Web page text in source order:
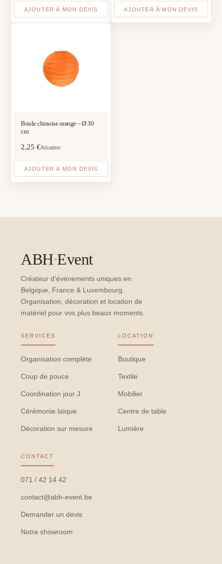
AJOUTER À MON DEVIS AJOUTER À MON DEVIS
Boule chinoise orange – Ø 30
cm
2,25€/location
AJOUTER À MON DEVIS
ABH·Event
Créateur d'événements uniques en
Belgique, France & Luxembourg.
Organisation, décoration et location de
matériel pour vos plus beaux moments.
SERVICES
Organisation complète
Coup de pouce
Coordination jour J
Cérémonie laïque
Décoration sur mesure
LOCATION
Boutique
Textile
Mobilier
Centre de table
Lumière
CONTACT
071 / 42 14 42
contact@abh-event.be
Demander un devis
Notre showroom